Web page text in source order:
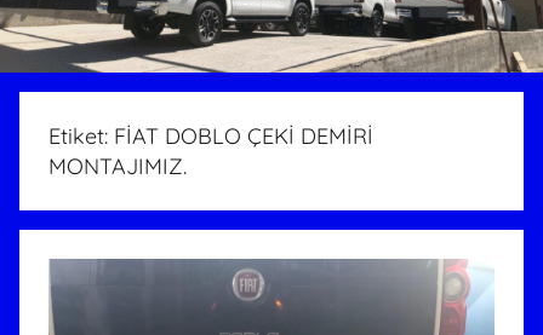
Etiket: FİAT DOBLO ÇEKİ DEMİRİ
MONTAJIMIZ.